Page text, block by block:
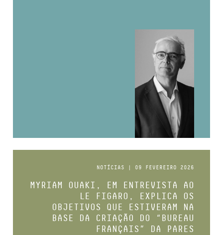
NOTÍCIAS | 09 FEVEREIRO 2026
MYRIAM OUAKI, EM ENTREVISTA AO
LE FIGARO, EXPLICA OS
OBJETIVOS QUE ESTIVERAM NA
BASE DA CRIAÇÃO DO “BUREAU
FRANÇAIS” DA PARES